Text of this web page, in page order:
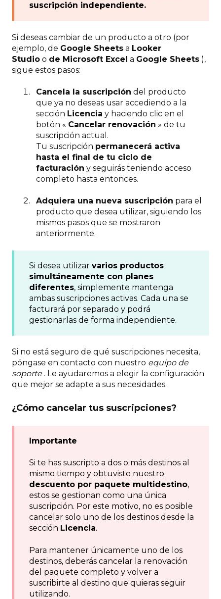
suscripción independiente.
Si deseas cambiar de un producto a otro (por
ejemplo, de Google Sheets a Looker
Studio o de Microsoft Excel a Google Sheets ),
sigue estos pasos:
Cancela la suscripción del producto
que ya no deseas usar accediendo a la
sección Licencia y haciendo clic en el
botón « Cancelar renovación » de tu
suscripción actual.
Tu suscripción permanecerá activa
hasta el final de tu ciclo de
facturación y seguirás teniendo acceso
completo hasta entonces.
Adquiera una nueva suscripción para el
producto que desea utilizar, siguiendo los
mismos pasos que se mostraron
anteriormente.
Si desea utilizar varios productos
simultáneamente con planes
diferentes, simplemente mantenga
ambas suscripciones activas. Cada una se
facturará por separado y podrá
gestionarlas de forma independiente.
Si no está seguro de qué suscripciones necesita,
póngase en contacto con nuestro equipo de
soporte. Le ayudaremos a elegir la configuración
que mejor se adapte a sus necesidades.
¿Cómo cancelar tus suscripciones?
Importante
Si te has suscripto a dos o más destinos al
mismo tiempo y obtuviste nuestro
descuento por paquete multidestino,
estos se gestionan como una única
suscripción. Por este motivo, no es posible
cancelar solo uno de los destinos desde la
sección Licencia.
Para mantener únicamente uno de los
destinos, deberás cancelar la renovación
del paquete completo y volver a
suscribirte al destino que quieras seguir
utilizando.